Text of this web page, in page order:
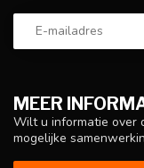
MEER
Wilt u informatie over
mogelijke